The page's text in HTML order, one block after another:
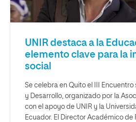
UNIR destaca a la
elemento clave para la
social
Se celebra en Quito el III
y Desarrollo, organizado por la
con el apoyo de UNIR y la
Ecuador. El Director Académico de